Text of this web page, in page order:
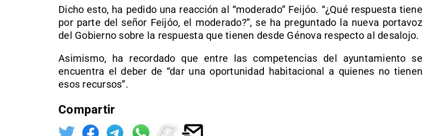
Dicho esto, ha pedido una reacción al “moderado” Feijóo. “¿Qué respuesta tiene
por parte del señor Feijóo, el moderado?”, se ha preguntado la nueva portavoz
del Gobierno sobre la respuesta que tienen desde Génova respecto al desalojo.
Asimismo, ha recordado que entre las competencias del ayuntamiento se
encuentra el deber de “dar una oportunidad habitacional a quienes no tienen
esos recursos”.
Compartir